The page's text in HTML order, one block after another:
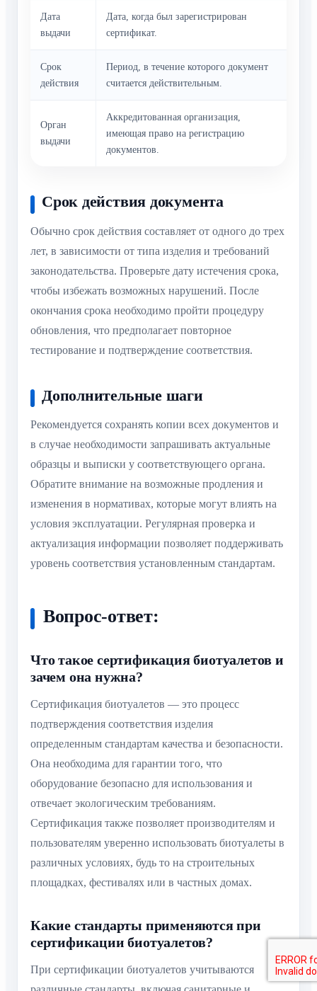
Дата
выдачи
Дата, когда был зарегистрирован
сертификат.
Срок
действия
Период, в течение которого документ
считается действительным.
Орган
выдачи
Аккредитованная организация,
имеющая право на регистрацию
документов.
Срок действия документа
Обычно срок действия составляет от одного до трех
лет, в зависимости от типа изделия и требований
законодательства. Проверьте дату истечения срока,
чтобы избежать возможных нарушений. После
окончания срока необходимо пройти процедуру
обновления, что предполагает повторное
тестирование и подтверждение соответствия.
Дополнительные шаги
Рекомендуется сохранять копии всех документов и
в случае необходимости запрашивать актуальные
образцы и выписки у соответствующего органа.
Обратите внимание на возможные продления и
изменения в нормативах, которые могут влиять на
условия эксплуатации. Регулярная проверка и
актуализация информации позволяет поддерживать
уровень соответствия установленным стандартам.
Вопрос-ответ:
Что такое сертификация биотуалетов и
зачем она нужна?
Сертификация биотуалетов — это процесс
подтверждения соответствия изделия
определенным стандартам качества и безопасности.
Она необходима для гарантии того, что
оборудование безопасно для использования и
отвечает экологическим требованиям.
Сертификация также позволяет производителям и
пользователям уверенно использовать биотуалеты в
различных условиях, будь то на строительных
площадках, фестивалях или в частных домах.
Какие стандарты применяются при
сертификации биотуалетов?
При сертификации биотуалетов учитываются